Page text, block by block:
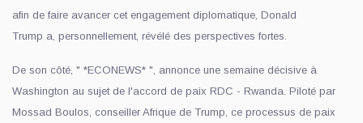
afin de faire avancer cet engagement diplomatique, Donald
Trump a, personnellement, révélé des perspectives fortes.
De son côté, " *ECONEWS* ", annonce une semaine décisive à
Washington au sujet de l'accord de paix RDC - Rwanda. Piloté par
Mossad Boulos, conseiller Afrique de Trump, ce processus de paix